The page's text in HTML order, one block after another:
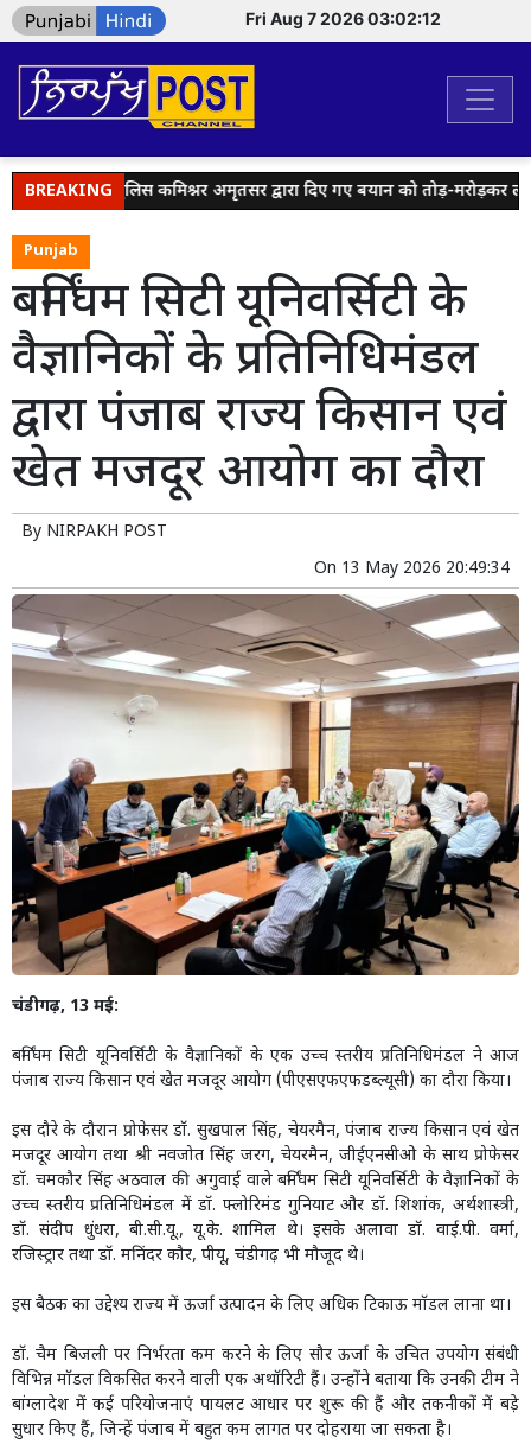
Fri Aug 7 2026 03:02:12
BREAKING
पर पुलिस कमिश्नर अमृतसर द्वारा दिए गए बयान को तोड़-मरोड़कर लोगों
Punjab
बर्मिंघम सिटी यूनिवर्सिटी के
वैज्ञानिकों के प्रतिनिधिमंडल
द्वारा पंजाब राज्य किसान एवं
खेत मजदूर आयोग का दौरा
By NIRPAKH POST
On 13 May 2026 20:49:34
चंडीगढ़, 13 मई:
बर्मिंघम सिटी यूनिवर्सिटी के वैज्ञानिकों के एक उच्च स्तरीय प्रतिनिधिमंडल ने आज
पंजाब राज्य किसान एवं खेत मजदूर आयोग (पीएसएफएफडब्ल्यूसी) का दौरा किया।
इस दौरे के दौरान प्रोफेसर डॉ. सुखपाल सिंह, चेयरमैन, पंजाब राज्य किसान एवं खेत
मजदूर आयोग तथा श्री नवजोत सिंह जरग, चेयरमैन, जीईएनसीओ के साथ प्रोफेसर
डॉ. चमकौर सिंह अठवाल की अगुवाई वाले बर्मिंघम सिटी यूनिवर्सिटी के वैज्ञानिकों के
उच्च स्तरीय प्रतिनिधिमंडल में डॉ. फ्लोरिमंड गुनियाट और डॉ. शिशांक, अर्थशास्त्री,
डॉ. संदीप धुंधरा, बी.सी.यू., यू.के. शामिल थे। इसके अलावा डॉ. वाई.पी. वर्मा,
रजिस्ट्रार तथा डॉ. मनिंदर कौर, पीयू, चंडीगढ़ भी मौजूद थे।
इस बैठक का उद्देश्य राज्य में ऊर्जा उत्पादन के लिए अधिक टिकाऊ मॉडल लाना था।
डॉ. चैम बिजली पर निर्भरता कम करने के लिए सौर ऊर्जा के उचित उपयोग संबंधी
विभिन्न मॉडल विकसित करने वाली एक अथॉरिटी हैं। उन्होंने बताया कि उनकी टीम ने
बांग्लादेश में कई परियोजनाएं पायलट आधार पर शुरू की हैं और तकनीकों में बड़े
सुधार किए हैं, जिन्हें पंजाब में बहुत कम लागत पर दोहराया जा सकता है।